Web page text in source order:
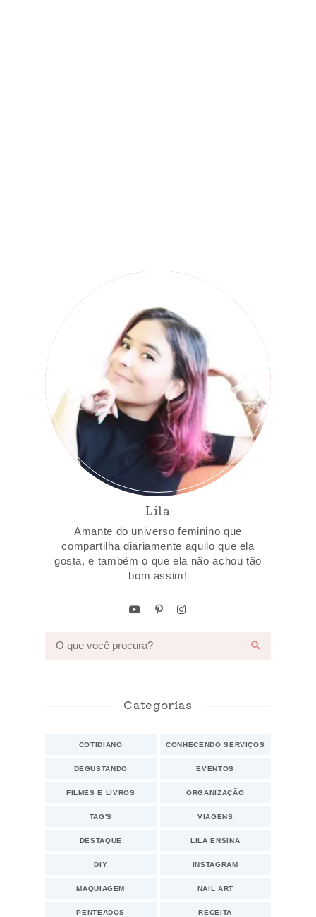
Lila
Amante do universo feminino que
compartilha diariamente aquilo que ela
gosta, e também o que ela não achou tão
bom assim!
Categorias
COTIDIANO CONHECENDO SERVIÇOS
DEGUSTANDO EVENTOS
FILMES E LIVROS ORGANIZAÇÃO
TAG'S VIAGENS
DESTAQUE LILA ENSINA
DIY INSTAGRAM
MAQUIAGEM NAIL ART
PENTEADOS RECEITA